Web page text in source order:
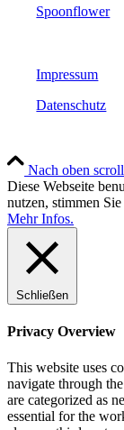
Spoonflower
Impressum
Datenschutz
Nach oben
Diese Webseite
nutzen, stimmen
Mehr Infos.
Schließen
Privacy Overview
This website uses
navigate through
are categorized as
essential for the